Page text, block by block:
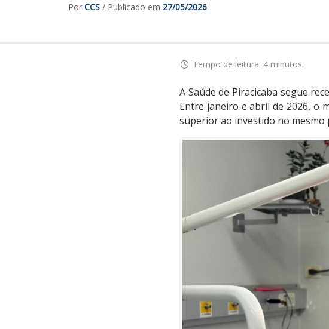
Por CCS / Publicado em 27/05/2026
Tempo de leitura: 4 minutos.
A Saúde de Piracicaba segue
Entre janeiro e abril de 2026, o
superior ao investido no mesmo